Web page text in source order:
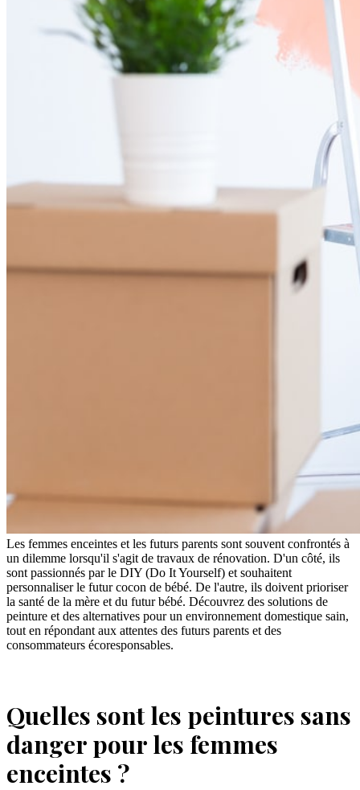
Les femmes enceintes et les futurs parents sont souvent confrontés à
un dilemme lorsqu'il s'agit de travaux de rénovation. D'un côté, ils
sont passionnés par le DIY (Do It Yourself) et souhaitent
personnaliser le futur cocon de bébé. De l'autre, ils doivent prioriser
la santé de la mère et du futur bébé. Découvrez des solutions de
peinture et des alternatives pour un environnement domestique sain,
tout en répondant aux attentes des futurs parents et des
consommateurs écoresponsables.
Quelles sont les peintures sans
danger pour les femmes
enceintes ?